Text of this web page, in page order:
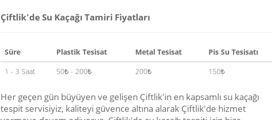
Çiftlik'de Su Kaçağı Tamiri Fiyatları
Süre Plastik Tesisat Metal Tesisat
Pis Su Tesisatı
1 - 3 Saat
50₺ - 200₺ 200₺ 150₺
Her geçen gün büyüyen ve gelişen Çiftlik'in en kapsamlı su kaçağı
tespit servisiyiz, kaliteyi güvence altına alarak Çiftlik'de hizmet